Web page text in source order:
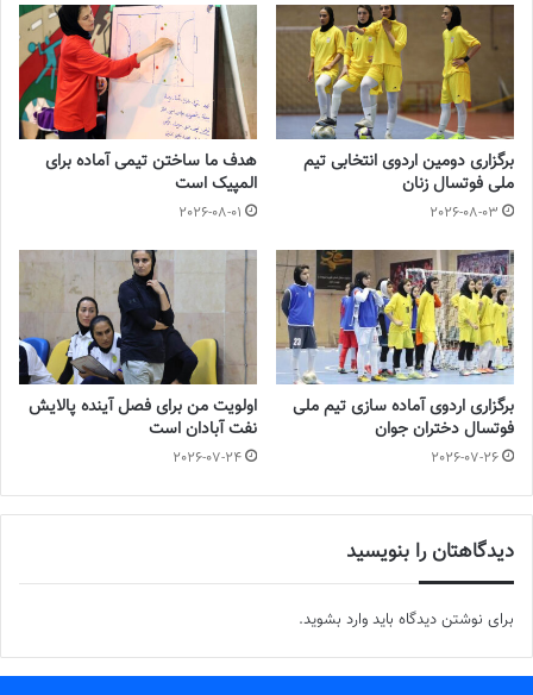
برگزاری دومین اردوی انتخابی تیم
ملی فوتسال زنان
2026-08-03
هدف ما ساختن تیمی آماده برای
المپیک است
2026-08-01
برگزاری اردوی آماده سازی تیم ملی
فوتسال دختران جوان
2026-07-26
اولویت من برای فصل آینده پالایش
نفت آبادان است
2026-07-24
دیدگاهتان را بنویسید
برای نوشتن دیدگاه باید وارد بشوید.